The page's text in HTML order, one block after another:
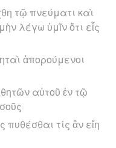
τῷ πνεύματι καὶ
λέγω ὑμῖν ὅτι εἷς
ἀπορούμενοι
αὐτοῦ ἐν τῷ
πυθέσθαι τίς ἂν εἴη